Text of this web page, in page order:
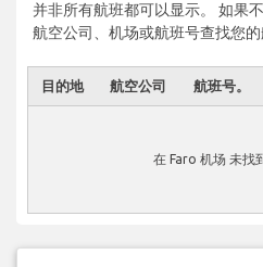
并非所有航班都可以显示。 如果
航空公司、机场或航班号查找您的
目的地 航空公司 航班号。
在 Faro 机场 未找